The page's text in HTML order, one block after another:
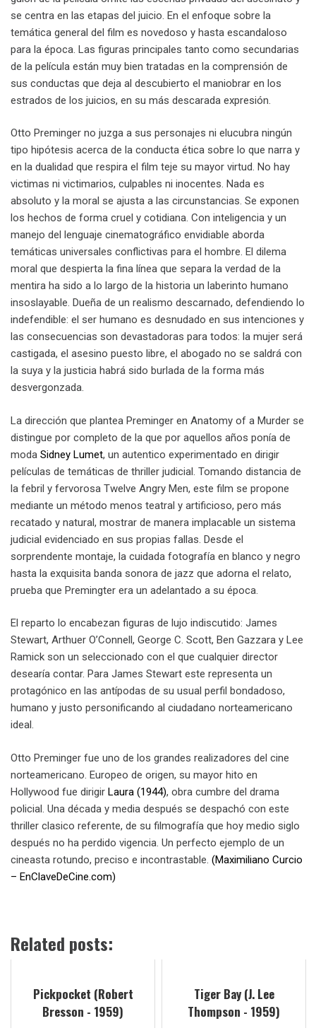
se centra en las etapas del juicio. En el enfoque sobre la
temática general del film es novedoso y hasta escandaloso
para la época. Las figuras principales tanto como secundarias
de la película están muy bien tratadas en la comprensión de
sus conductas que deja al descubierto el maniobrar en los
estrados de los juicios, en su más descarada expresión.
Otto Preminger no juzga a sus personajes ni elucubra ningún
tipo hipótesis acerca de la conducta ética sobre lo que narra y
en la dualidad que respira el film teje su mayor virtud. No hay
victimas ni victimarios, culpables ni inocentes. Nada es
absoluto y la moral se ajusta a las circunstancias. Se exponen
los hechos de forma cruel y cotidiana. Con inteligencia y un
manejo del lenguaje cinematográfico envidiable aborda
temáticas universales conflictivas para el hombre. El dilema
moral que despierta la fina línea que separa la verdad de la
mentira ha sido a lo largo de la historia un laberinto humano
insoslayable. Dueña de un realismo descarnado, defendiendo lo
indefendible: el ser humano es desnudado en sus intenciones y
las consecuencias son devastadoras para todos: la mujer será
castigada, el asesino puesto libre, el abogado no se saldrá con
la suya y la justicia habrá sido burlada de la forma más
desvergonzada.
La dirección que plantea Preminger en Anatomy of a Murder se
distingue por completo de la que por aquellos años ponía de
moda Sidney Lumet, un autentico experimentado en dirigir
películas de temáticas de thriller judicial. Tomando distancia de
la febril y fervorosa Twelve Angry Men, este film se propone
mediante un método menos teatral y artificioso, pero más
recatado y natural, mostrar de manera implacable un sistema
judicial evidenciado en sus propias fallas. Desde el
sorprendente montaje, la cuidada fotografía en blanco y negro
hasta la exquisita banda sonora de jazz que adorna el relato,
prueba que Premingter era un adelantado a su época.
El reparto lo encabezan figuras de lujo indiscutido: James
Stewart, Arthuer O’Connell, George C. Scott, Ben Gazzara y Lee
Ramick son un seleccionado con el que cualquier director
desearía contar. Para James Stewart este representa un
protagónico en las antípodas de su usual perfil bondadoso,
humano y justo personificando al ciudadano norteamericano
ideal.
Otto Preminger fue uno de los grandes realizadores del cine
norteamericano. Europeo de origen, su mayor hito en
Hollywood fue dirigir Laura (1944), obra cumbre del drama
policial. Una década y media después se despachó con este
thriller clasico referente, de su filmografía que hoy medio siglo
después no ha perdido vigencia. Un perfecto ejemplo de un
cineasta rotundo, preciso e incontrastable. (Maximiliano Curcio
– EnClaveDeCine.com)
Related posts:
Pickpocket (Robert
Bresson - 1959)
Tiger Bay (J. Lee
Thompson - 1959)